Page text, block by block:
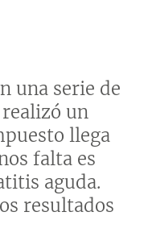
una serie de
un
llega
falta es
aguda.
resultados